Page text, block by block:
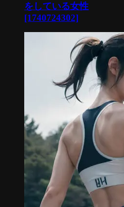
をしている女性
[1740724302]